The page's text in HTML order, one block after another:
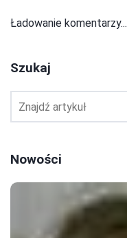
Ładowanie komentarzy...
Szukaj
Nowości